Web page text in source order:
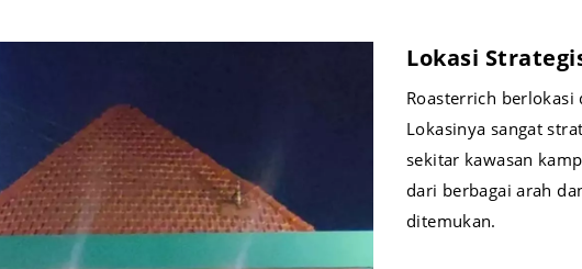
Lokasi
Roasterrich berlokasi
Lokasinya sangat
sekitar kawasan
dari berbagai arah
ditemukan.